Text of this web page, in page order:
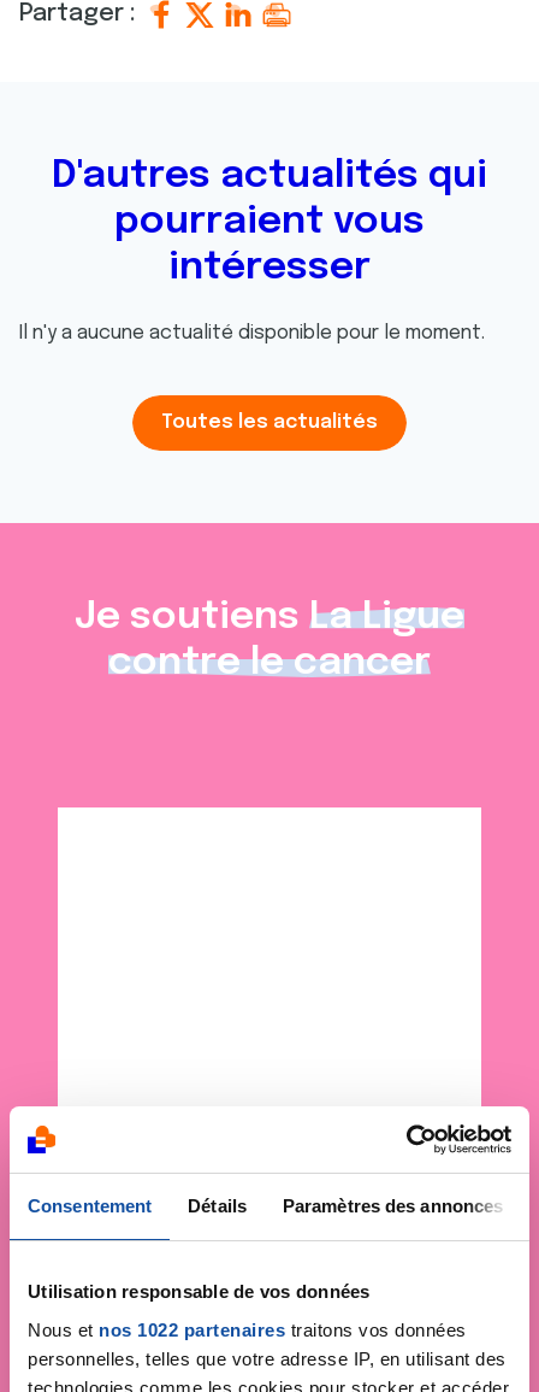
Consentement Détails Paramètres des annonces
Utilisation responsable de vos données
Nous et nos 1022 partenaires traitons vos données
personnelles, telles que votre adresse IP, en utilisant des
technologies comme les cookies pour stocker et accéder
Partager :
D'autres actualités qui
pourraient vous
intéresser
Il n'y a aucune actualité disponible pour le moment.
Toutes les actualités
Je soutiens La Ligue
contre le cancer